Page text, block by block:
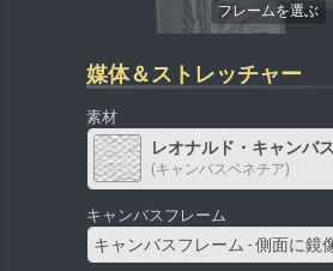
媒体＆ストレッチャー
素材
レオナルド・キャンバス
(キャンバスベネチア)
キャンバスフレーム
キャンバスフレーム - 側面に鏡